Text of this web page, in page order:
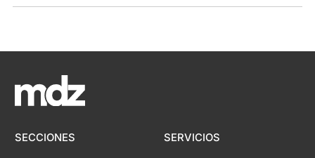
SECCIONES SERVICIOS